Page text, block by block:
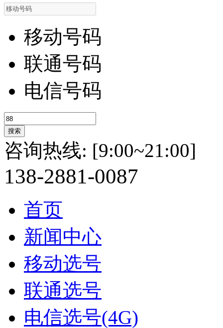
移动号码
联通号码
电信号码
咨询热线: [9:00~21:00]
138-2881-0087
首页
新闻中心
移动选号
联通选号
电信选号(4G)